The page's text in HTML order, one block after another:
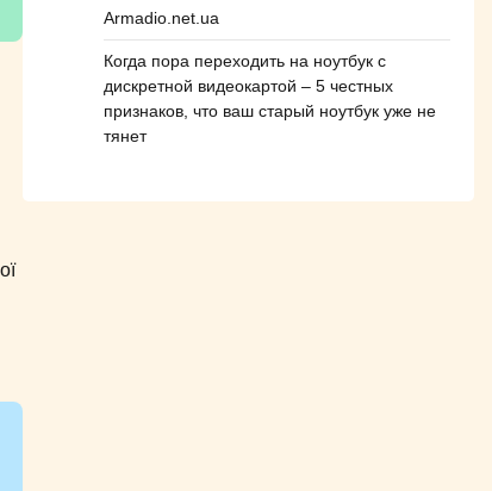
Armadio.net.ua
Когда пора переходить на ноутбук с
дискретной видеокартой – 5 честных
признаков, что ваш старый ноутбук уже не
тянет